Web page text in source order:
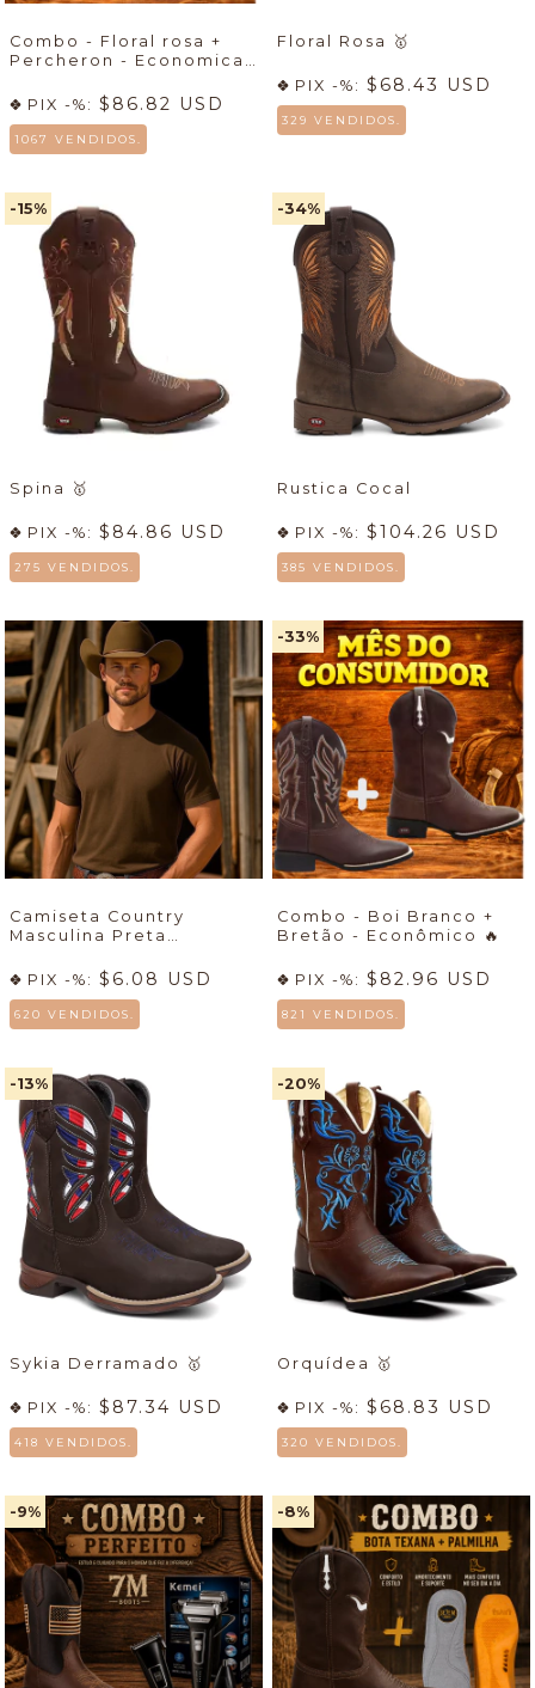
Combo - Floral rosa +
Percheron - Economicas
PIX -%: $86.82 USD
1067 VENDIDOS.
Floral Rosa 🥇
PIX -%: $68.43 USD
329 VENDIDOS.
-15%
Spina 🥇
PIX -%: $84.86 USD
275 VENDIDOS.
-34%
Rustica Cocal
PIX -%: $104.26 USD
385 VENDIDOS.
Camiseta Country
Masculina Preta
(cópia)
PIX -%: $6.08 USD
620 VENDIDOS.
-33%
Combo - Boi Branco +
Bretão - Econômico
🔥
PIX -%: $82.96 USD
821 VENDIDOS.
-13%
Sykia Derramado 🥇
PIX -%: $87.34 USD
418 VENDIDOS.
-20%
Orquídea 🥇
PIX -%: $68.83 USD
320 VENDIDOS.
-9% -8%